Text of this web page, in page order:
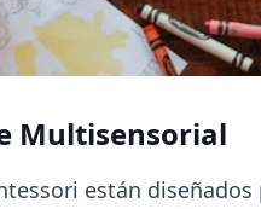
Multisensorial
están